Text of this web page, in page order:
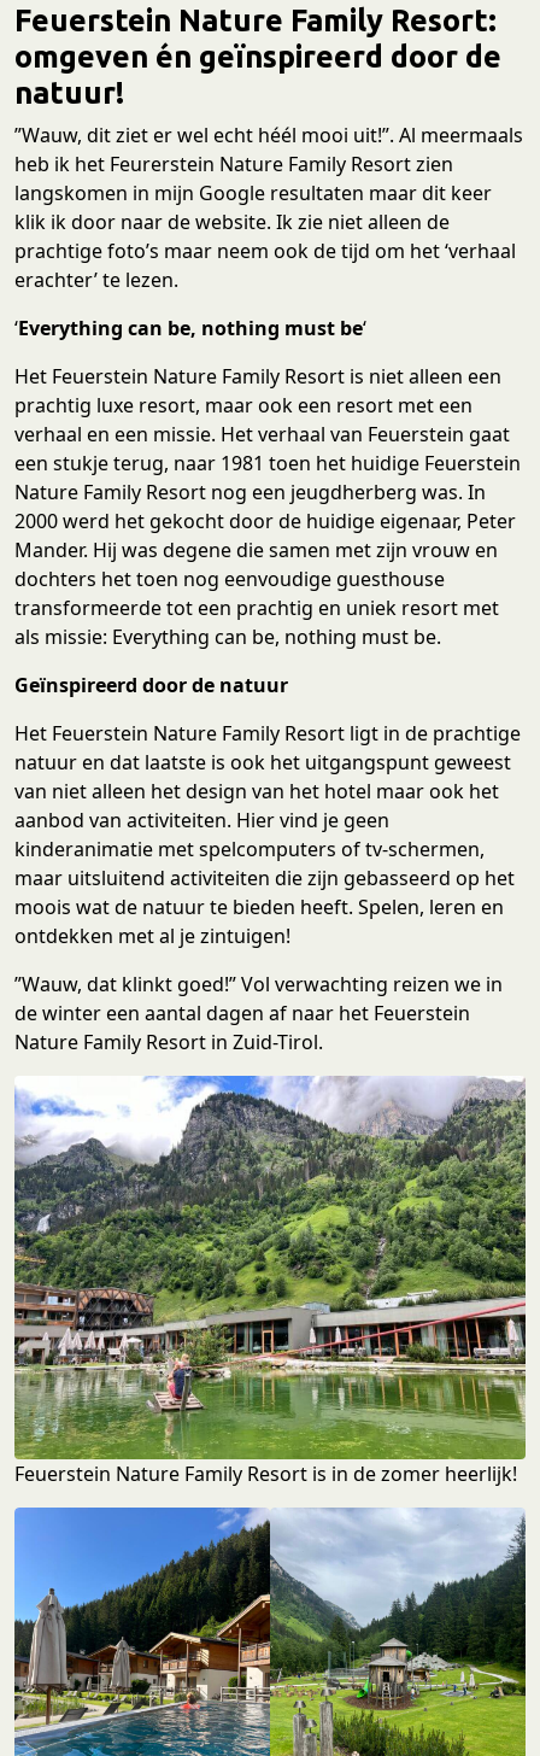
Feuerstein Nature Family Resort:
omgeven én geïnspireerd door de
natuur!
”Wauw, dit ziet er wel echt héél mooi uit!”. Al meermaals
heb ik het Feurerstein Nature Family Resort zien
langskomen in mijn Google resultaten maar dit keer
klik ik door naar de website. Ik zie niet alleen de
prachtige foto’s maar neem ook de tijd om het ‘verhaal
erachter’ te lezen.
‘Everything can be, nothing must be‘
Het Feuerstein Nature Family Resort is niet alleen een
prachtig luxe resort, maar ook een resort met een
verhaal en een missie. Het verhaal van Feuerstein gaat
een stukje terug, naar 1981 toen het huidige Feuerstein
Nature Family Resort nog een jeugdherberg was. In
2000 werd het gekocht door de huidige eigenaar, Peter
Mander. Hij was degene die samen met zijn vrouw en
dochters het toen nog eenvoudige guesthouse
transformeerde tot een prachtig en uniek resort met
als missie: Everything can be, nothing must be.
Geïnspireerd door de natuur
Het Feuerstein Nature Family Resort ligt in de prachtige
natuur en dat laatste is ook het uitgangspunt geweest
van niet alleen het design van het hotel maar ook het
aanbod van activiteiten. Hier vind je geen
kinderanimatie met spelcomputers of tv-schermen,
maar uitsluitend activiteiten die zijn gebasseerd op het
moois wat de natuur te bieden heeft. Spelen, leren en
ontdekken met al je zintuigen!
”Wauw, dat klinkt goed!” Vol verwachting reizen we in
de winter een aantal dagen af naar het Feuerstein
Nature Family Resort in Zuid-Tirol.
Feuerstein Nature Family Resort is in de zomer heerlijk!